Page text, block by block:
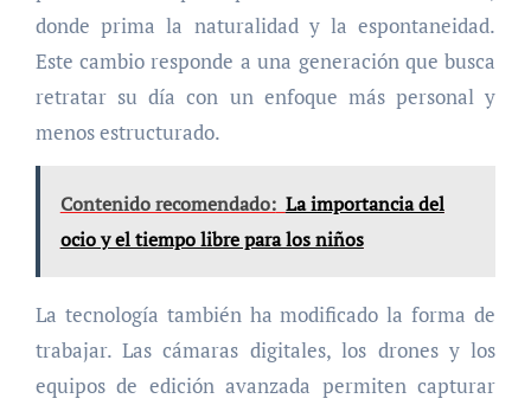
donde prima la naturalidad y la espontaneidad.
Este cambio responde a una generación que busca
retratar su día con un enfoque más personal y
menos estructurado.
Contenido recomendado: La importancia del
ocio y el tiempo libre para los niños
La tecnología también ha modificado la forma de
trabajar. Las cámaras digitales, los drones y los
equipos de edición avanzada permiten capturar